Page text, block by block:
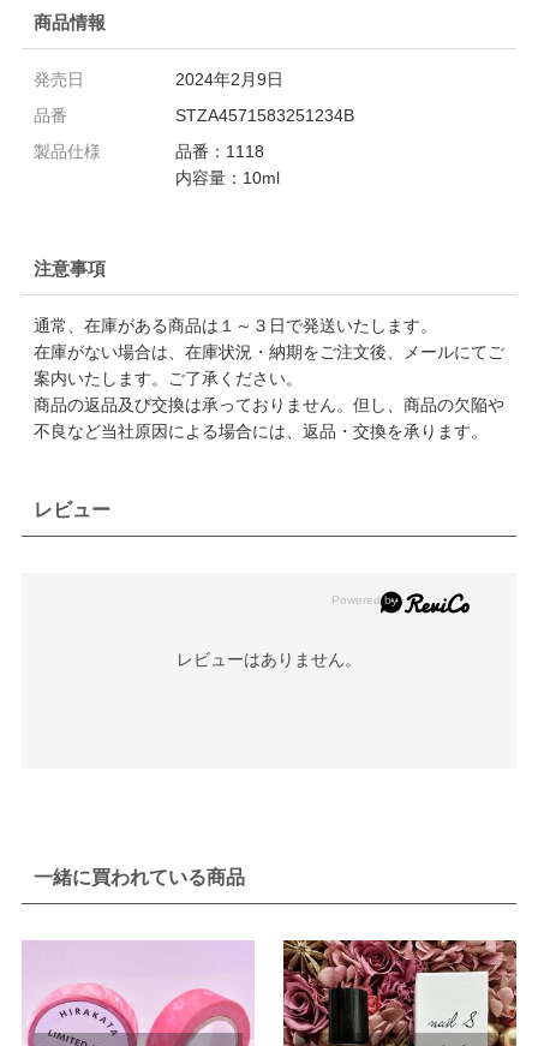
商品情報
発売日
2024年2月9日
品番
STZA4571583251234B
製品仕様
品番：1118
内容量：10ml
注意事項
通常、在庫がある商品は１～３日で発送いたします。
在庫がない場合は、在庫状況・納期をご注文後、メールにてご
案内いたします。ご了承ください。
商品の返品及び交換は承っておりません。但し、商品の欠陥や
不良など当社原因による場合には、返品・交換を承ります。
レビュー
レビューはありません。
一緒に買われている商品